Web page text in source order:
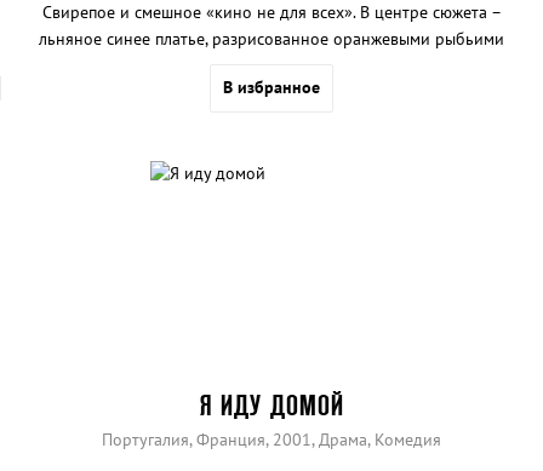
Свирепое и смешное «кино не для всех». В центре сюжета –
льняное синее платье, разрисованное оранжевыми рыбьими
В избранное
Я ИДУ ДОМОЙ
Португалия, Франция, 2001, Драма, Комедия